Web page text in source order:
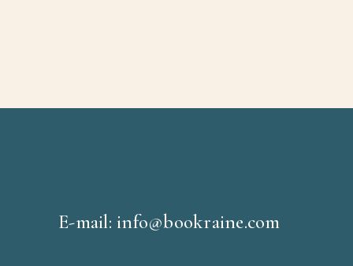
E-mail: info@bookraine.com